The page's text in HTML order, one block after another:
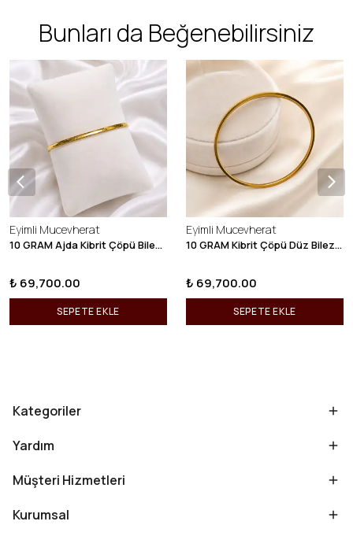
Bunları da Beğenebilirsiniz
Eyimli Mucevherat
10 GRAM Ajda Kibrit Çöpü Bilezik 22 Ayar 22BLZ003
₺ 69,700.00
SEPETE EKLE
Eyimli Mucevherat
10 GRAM Kibrit Çöpü Düz Bilezik 22 Ayar 22BLZ001
₺ 69,700.00
SEPETE EKLE
Kategoriler
Yardım
Müşteri Hizmetleri
Kurumsal